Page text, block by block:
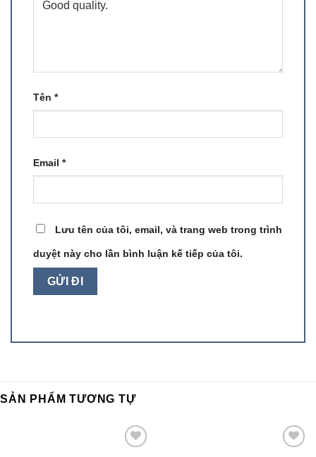
Tên *
Email *
Lưu tên của tôi, email, và trang web trong trình
duyệt này cho lần bình luận kế tiếp của tôi.
SẢN PHẨM TƯƠNG TỰ